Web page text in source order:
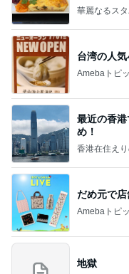
華麗なるス
台湾の人
Amebaトピ
最近の香
め！
香港在住え
だめ元で
Amebaトピ
地獄